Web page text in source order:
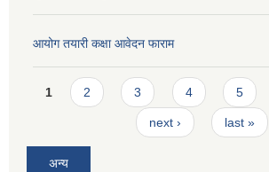
आयोग तयारी कक्षा आवेदन फाराम
Pages
1 2 3 4 5
next › last »
अन्य